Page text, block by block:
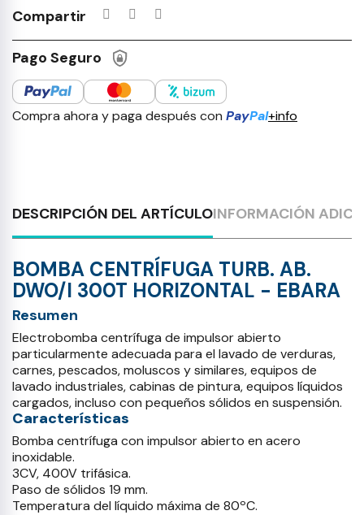
Compartir
Pago Seguro
Compra ahora y paga después con PayPal+info
DESCRIPCIÓN DEL ARTÍCULOINFORMACIÓN
BOMBA CENTRÍFUGA TURB. AB.
DWO/I 300T HORIZONTAL - EBARA
Resumen
Electrobomba centrífuga de impulsor abierto
particularmente adecuada para el lavado de verduras,
carnes, pescados, moluscos y similares, equipos de
lavado industriales, cabinas de pintura, equipos líquidos
cargados, incluso con pequeños sólidos en suspensión.
Características
Bomba centrífuga con impulsor abierto en acero
inoxidable.
3CV, 400V trifásica.
Paso de sólidos 19 mm.
Temperatura del líquido máxima de 80ºC.